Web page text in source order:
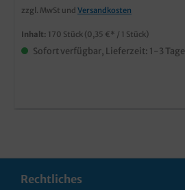
zzgl. MwSt und Versandkosten
Inhalt: 170 Stück (0,35 €* / 1 Stück)
Sofort verfügbar, Lieferzeit: 1-3 Tage
Rechtliches